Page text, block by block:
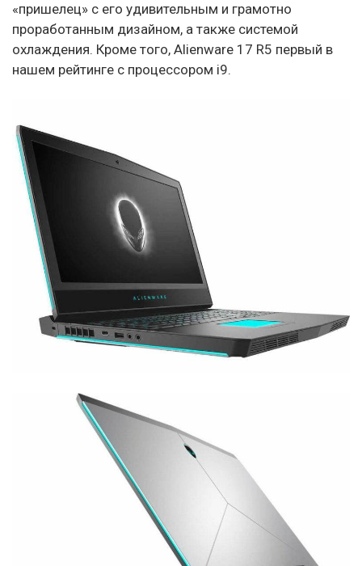
«пришелец» с его удивительным и грамотно
проработанным дизайном, а также системой
охлаждения. Кроме того, Alienware 17 R5 первый в
нашем рейтинге с процессором i9.